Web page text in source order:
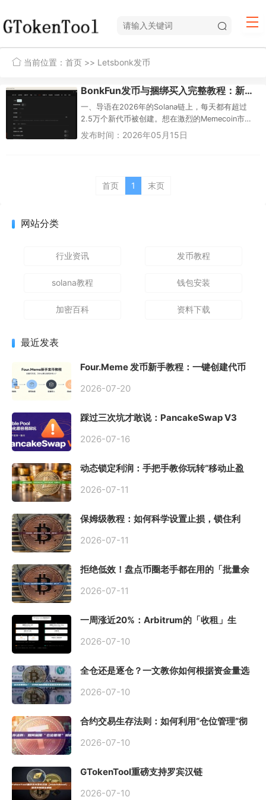
当前位置： 首页 >> Letsbonk发币
BonkFun发币与捆绑买入完整教程：新手从零到一指南（2026最新版）
一、导语在2026年的Solana链上，每天都有超过
2.5万个新代币被创建。想在激烈的Memecoin市场
中抢占先机，仅凭一个“好名字”远远不够——发币的
发布时间：2026年05月15日
首页 1 末页
网站分类
行业资讯 发币教程
solana教程 钱包安装
加密百科 资料下载
最近发表
Four.Meme 发币新手教程：一键创建代币
2026-07-20
踩过三次坑才敢说：PancakeSwap V3
初始化
2026-07-16
动态锁定利润：手把手教你玩转“移动止盈
2026-07-11
保姆级教程：如何科学设置止损，锁住利
2026-07-11
拒绝低效！盘点币圈老手都在用的「批量余
2026-07-11
一周涨近20%：Arbitrum的「收租」生
2026-07-10
全仓还是逐仓？一文教你如何根据资金量选
2026-07-10
合约交易生存法则：如何利用“仓位管理”彻
2026-07-10
GTokenTool重磅支持罗宾汉链
2026-07-10